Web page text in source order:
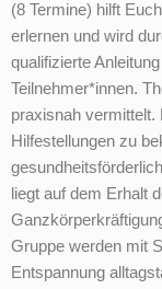
(8 Termine) hilft
erlernen und wird
qualifizierte
Teilnehmer*innen.
praxisnah vermittelt.
Hilfestellungen zu
liegt auf dem Erhalt
Gruppe werden mit
Entspannung